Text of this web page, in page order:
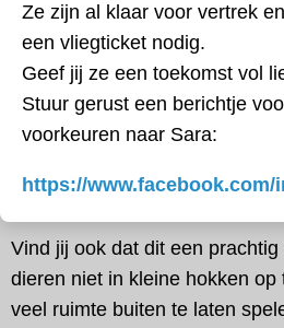
Ze zijn al klaar voor vertrek
een vliegticket nodig.
Geef jij ze een toekomst vol
Stuur gerust een berichtje
voorkeuren naar Sara:
https://www.facebook.com/
Vind jij ook dat dit een
dieren niet in kleine hokken
veel ruimte buiten te laten